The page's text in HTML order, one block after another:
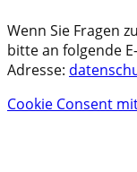
Wenn Sie Fragen
bitte an folgende
Adresse:
Cookie Consent